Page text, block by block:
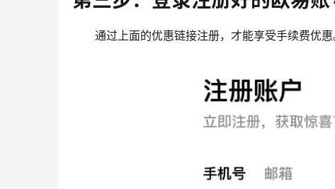
通过上面的优惠链接注册，才能享受手续费优